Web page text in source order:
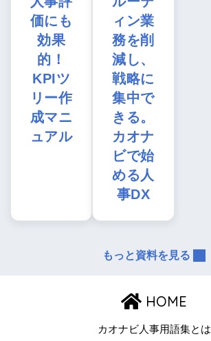
価にも
効果
的！
KPIツ
リー作
成マニ
ュアル
ィン業
務を削
減し、
戦略に
集中で
きる。
カオナ
ビで始
める人
事DX
もっと資料を見る
HOME
カオナビ人事用語集とは